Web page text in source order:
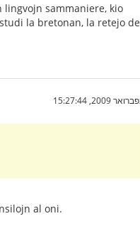
sammaniere, kio
la bretonan, la retejo de
al oni.